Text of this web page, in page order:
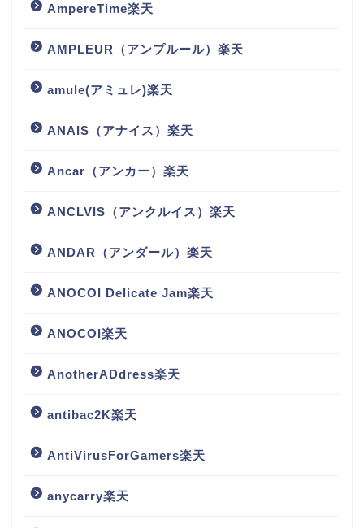
AmpereTime楽天
AMPLEUR（アンプルール）楽天
amule(アミュレ)楽天
ANAIS（アナイス）楽天
Ancar（アンカー）楽天
ANCLVIS（アンクルイス）楽天
ANDAR（アンダール）楽天
ANOCOI Delicate Jam楽天
ANOCOI楽天
AnotherADdress楽天
antibac2K楽天
AntiVirusForGamers楽天
anycarry楽天